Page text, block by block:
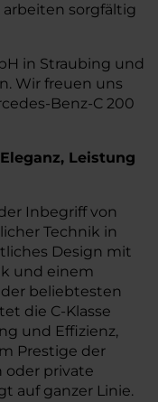
sorgfältig
in Straubing und
Wir freuen uns
Benz-C 200
Leistung
Inbegriff von
Technik in
Design mit
und einem
beliebtesten
die C-Klasse
und Effizienz,
Prestige der
oder private
auf ganzer Linie.